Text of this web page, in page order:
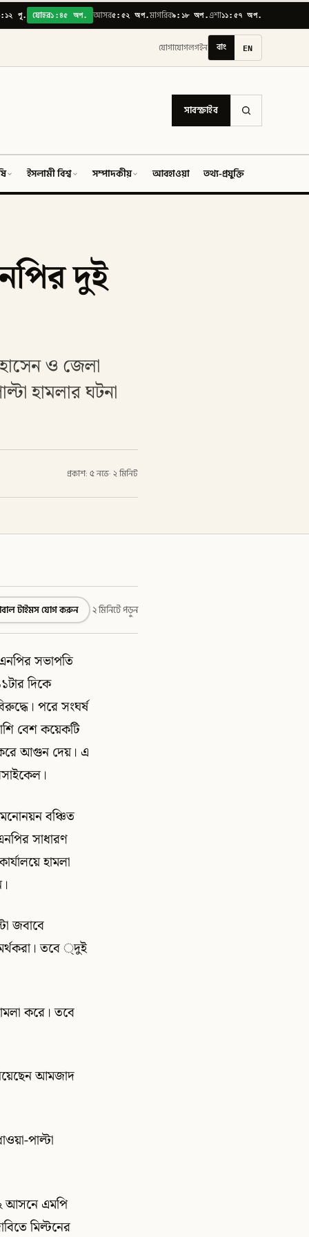
পূ. যোহর১:৪৫ অপ. আসর৫:৫২ অপ.মাগরিব৯:১৮ অপ.এশা১১:৫৭ অপ.
যোগাযোগলগইন বাং EN
সাবস্ক্রাইব
ইসলামী বিশ্ব সম্পাদকীয় আবহাওয়া তথ্য-প্রযুক্তি
দুই
ও জেলা
হামলার ঘটনা
প্রকাশ: ৫ নভে· ২ মিনিট
টাইমস যোগ করুন ২ মিনিটে পড়ুন
সভাপতি
দিকে
পরে সংঘর্ষ
বেশ কয়েকটি
আগুন দেয়। এ
বঞ্চিত
সাধারণ
হামলা
জবাবে
তবে ্দুই
করে। তবে
আমজাদ
পাল্টা
আসনে এমপি
মিল্টনের